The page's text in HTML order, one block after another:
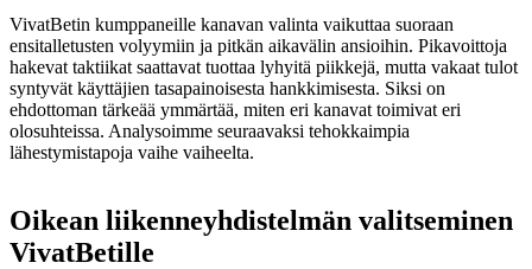
VivatBetin kumppaneille kanavan valinta vaikuttaa suoraan
ensitalletusten volyymiin ja pitkän aikavälin ansioihin. Pikavoittoja
hakevat taktiikat saattavat tuottaa lyhyitä piikkejä, mutta vakaat tulot
syntyvät käyttäjien tasapainoisesta hankkimisesta. Siksi on
ehdottoman tärkeää ymmärtää, miten eri kanavat toimivat eri
olosuhteissa. Analysoimme seuraavaksi tehokkaimpia
lähestymistapoja vaihe vaiheelta.
Oikean liikenneyhdistelmän valitseminen
VivatBetille